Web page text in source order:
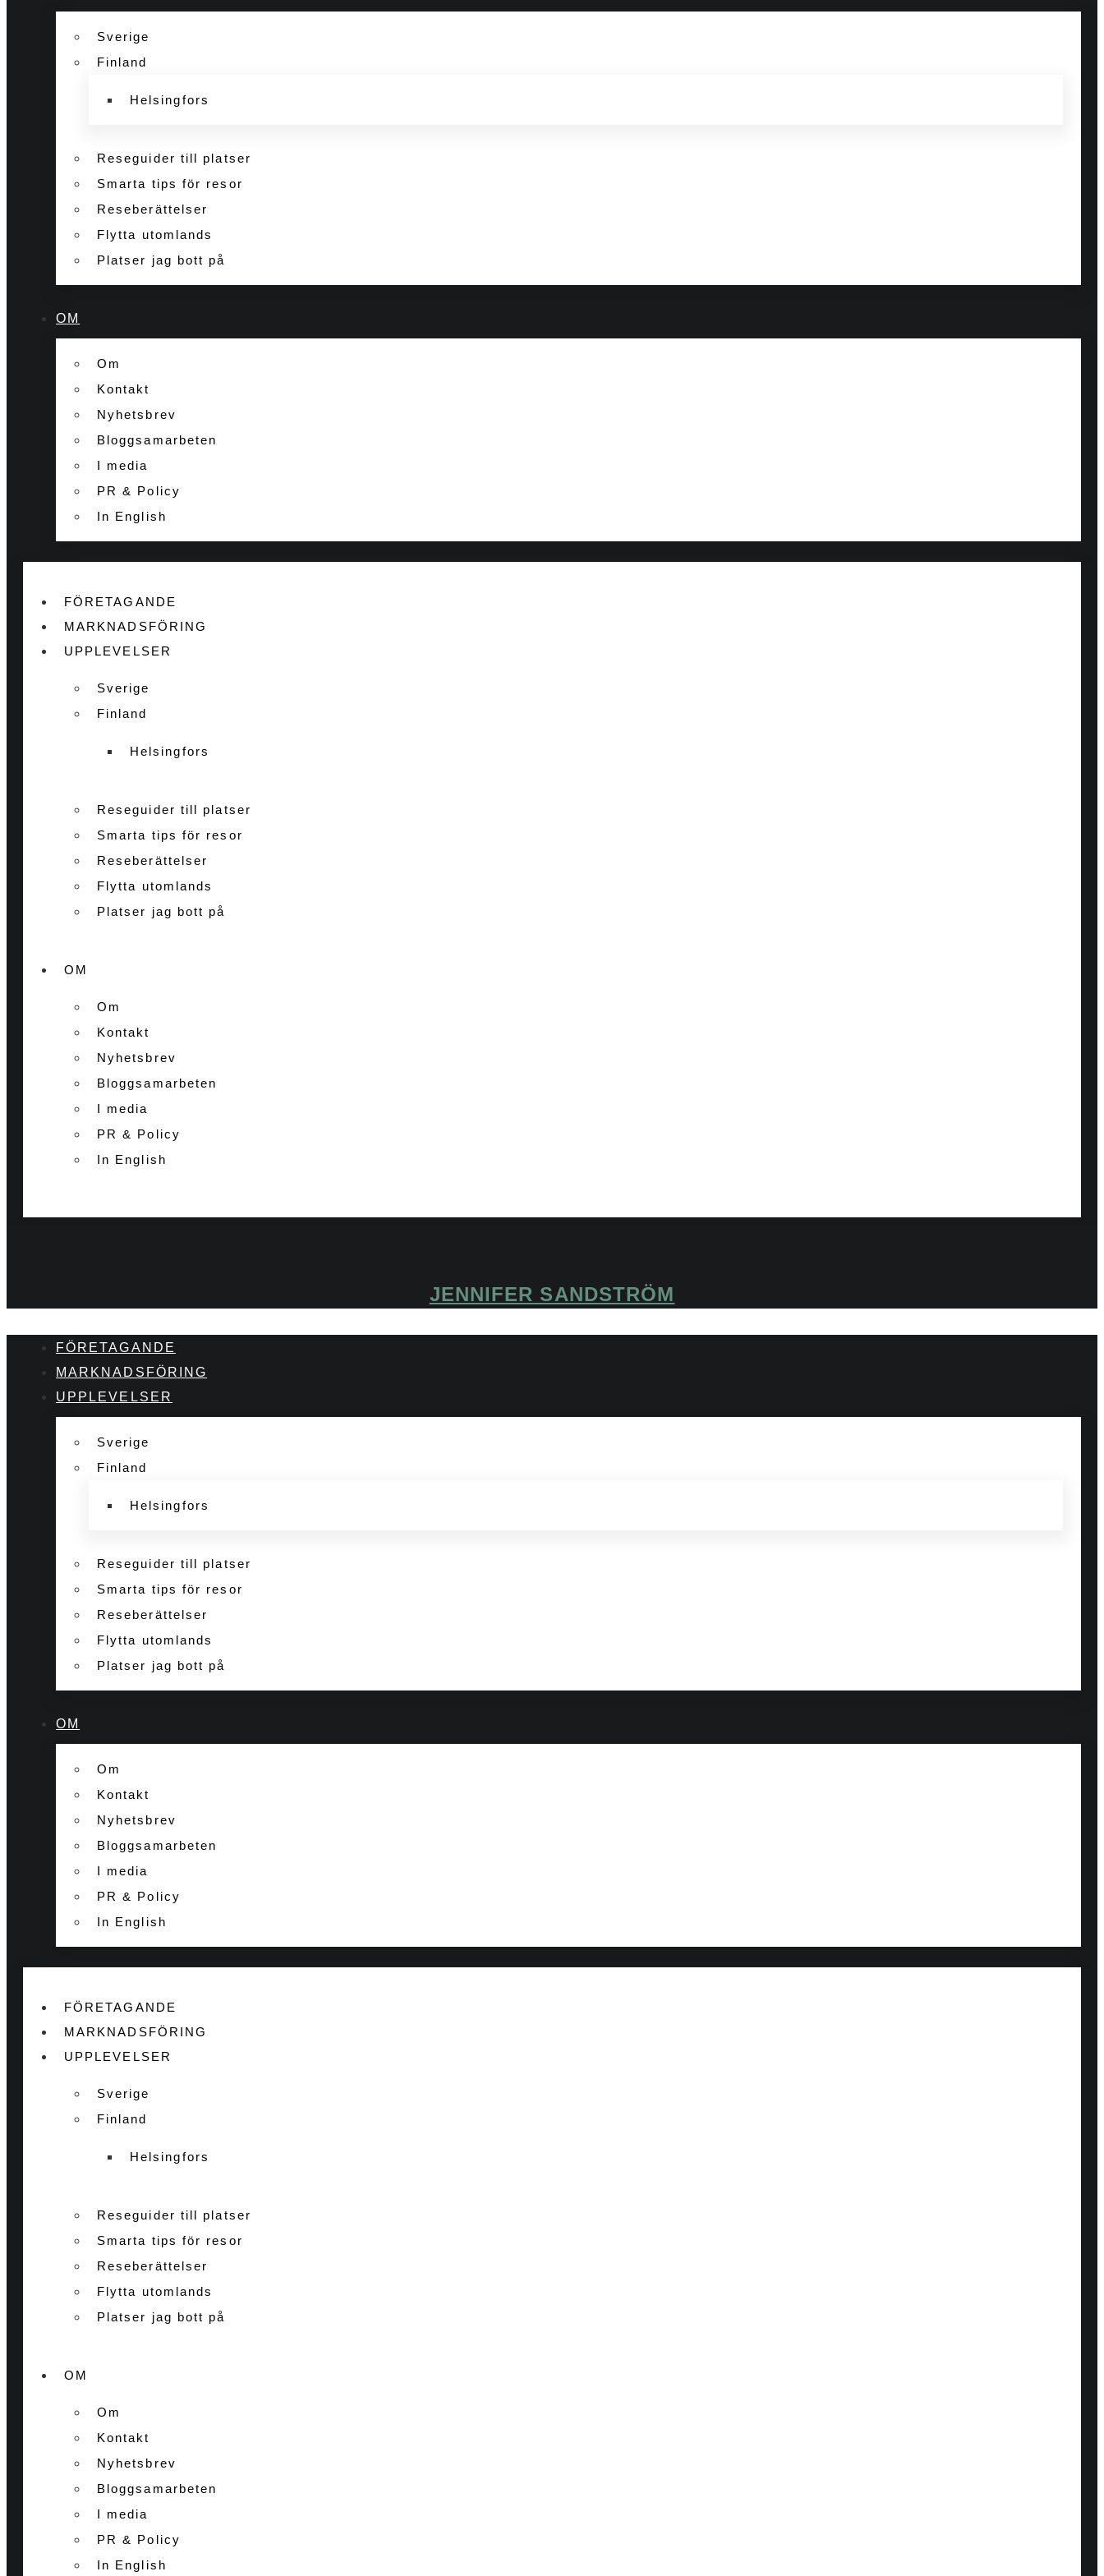
Sverige
Finland
Helsingfors
Reseguider till platser
Smarta tips för resor
Reseberättelser
Flytta utomlands
Platser jag bott på
OM
Om
Kontakt
Nyhetsbrev
Bloggsamarbeten
I media
PR & Policy
In English
FÖRETAGANDE
MARKNADSFÖRING
UPPLEVELSER
Sverige
Finland
Helsingfors
Reseguider till platser
Smarta tips för resor
Reseberättelser
Flytta utomlands
Platser jag bott på
OM
Om
Kontakt
Nyhetsbrev
Bloggsamarbeten
I media
PR & Policy
In English
JENNIFER SANDSTRÖM
FÖRETAGANDE
MARKNADSFÖRING
UPPLEVELSER
Sverige
Finland
Helsingfors
Reseguider till platser
Smarta tips för resor
Reseberättelser
Flytta utomlands
Platser jag bott på
OM
Om
Kontakt
Nyhetsbrev
Bloggsamarbeten
I media
PR & Policy
In English
FÖRETAGANDE
MARKNADSFÖRING
UPPLEVELSER
Sverige
Finland
Helsingfors
Reseguider till platser
Smarta tips för resor
Reseberättelser
Flytta utomlands
Platser jag bott på
OM
Om
Kontakt
Nyhetsbrev
Bloggsamarbeten
I media
PR & Policy
In English